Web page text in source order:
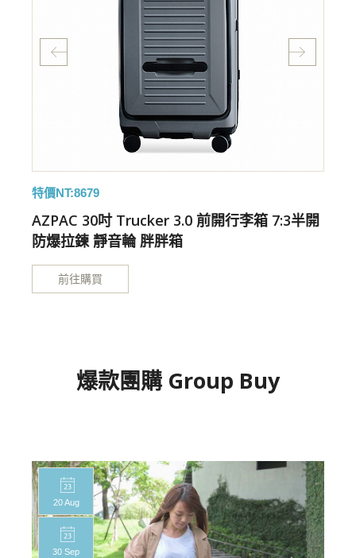
7:3半開
特價NT:8679
AZPAC 30吋 Trucker 3.0 前開行李箱 7:3
防爆拉鍊 靜音輪 胖胖箱
爆款團購 Group Buy
01 Aug
24 Oct